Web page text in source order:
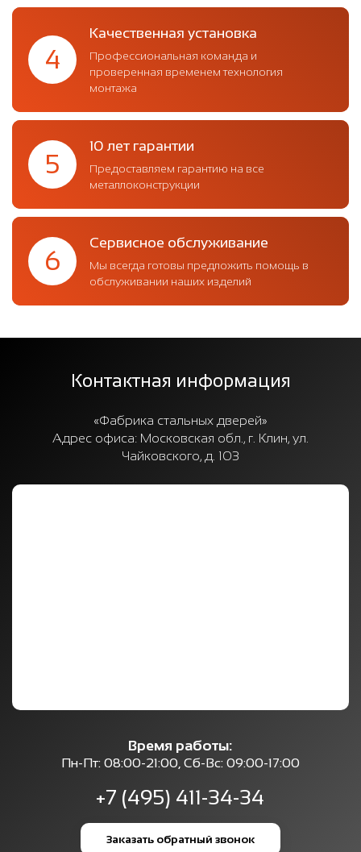
4
Качественная установка
Профессиональная команда и
проверенная временем технология
монтажа
5
10 лет гарантии
Предоставляем гарантию на все
металлоконструкции
6
Сервисное обслуживание
Мы всегда готовы предложить помощь в
обслуживании наших изделий
Контактная информация
«Фабрика стальных дверей»
Адрес офиса: Московская обл., г. Клин, ул.
Чайковского, д. 103
Время работы:
Пн-Пт: 08:00-21:00, Сб-Вс: 09:00-17:00
+7 (495) 411-34-34
Заказать обратный звонок